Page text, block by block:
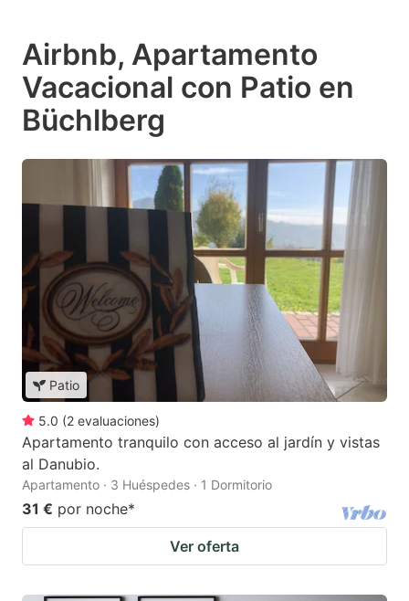
Airbnb, Apartamento
Vacacional con Patio en
Büchlberg
Patio
5.0 (2 evaluaciones)
Apartamento tranquilo con acceso al jardín y vistas
al Danubio.
Apartamento · 3 Huéspedes · 1 Dormitorio
31 € por noche*
Ver oferta